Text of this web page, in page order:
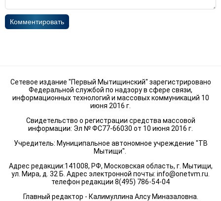
Комментировать
Сетевое издание "Первый Мытищинский" зарегистрировано
Федеральной службой по надзору в сфере связи,
информационных технологий и массовых коммуникаций 10
июня 2016 г.
Свидетельство о регистрации средства массовой
информации: Эл № ФС77-66030 от 10 июня 2016 г.
Учредитель: Муниципальное автономное учреждение "ТВ
Мытищи".
Адрес редакции:141008, РФ, Московская область, г. Мытищи,
ул. Мира, д. 32 Б. Адрес электронной почты: info@onetvm.ru
телефон редакции 8(495) 786-54-04
Главный редактор - Калимуллина Алсу Миназаловна.